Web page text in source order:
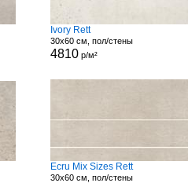
Ivory Rett
30x60 см, пол/стены
4810р/м²
Ecru Mix Sizes Rett
30x60 см, пол/стены